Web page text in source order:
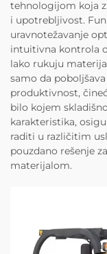
tehnologijom koja
i upotrebljivost.
uravnotežavanje
intuitivna kontrola
lako rukuju
samo da
produktivnost,
bilo kojem
karakteristika,
raditi u različitim
pouzdano rešenje
materijalom.